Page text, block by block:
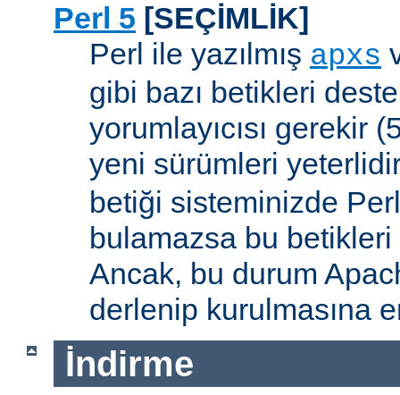
Perl 5 [SEÇİMLİK]
Perl ile yazılmış apxs
gibi bazı betikleri
yorumlayıcısı gerekir
yeni sürümleri
betiği sisteminizde Perl
bulamazsa bu betikleri
Ancak, bu durum
derlenip kurulmasına
İndirme